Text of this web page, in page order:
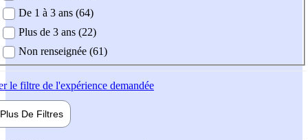
De 1 à 3 ans (64)
Plus de 3 ans (22)
Non renseignée (61)
le filtre de l'expérience demandée
Plus De Filtres